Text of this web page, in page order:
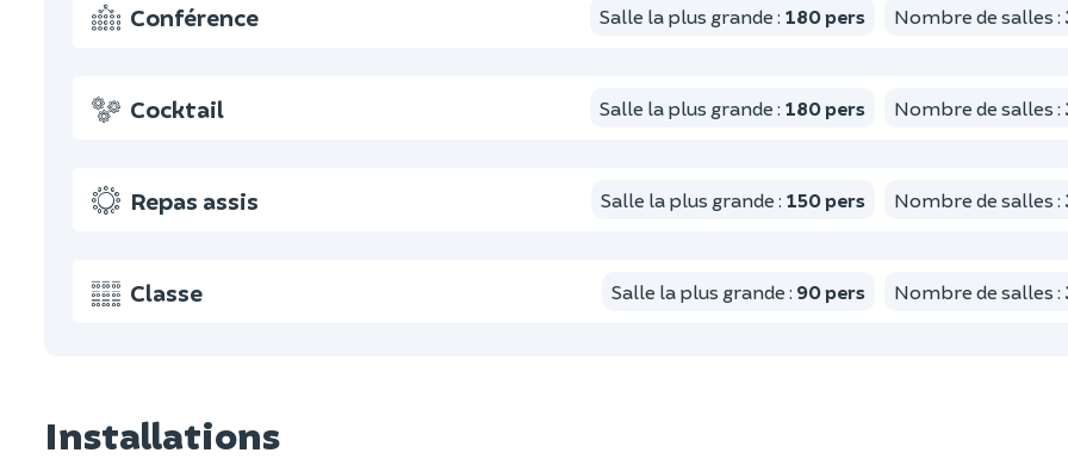
Conférence Salle la plus grande : 180pers Nombre de salles :
Cocktail Salle la plus grande : 180pers Nombre de salles :
Repas assis Salle la plus grande : 150pers Nombre de salles :
Classe Salle la plus grande : 90pers Nombre de salles :
Installations